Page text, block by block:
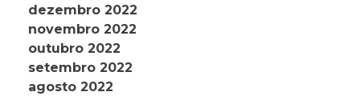
dezembro 2022
novembro 2022
outubro 2022
setembro 2022
agosto 2022